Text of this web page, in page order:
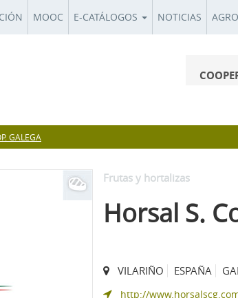
MOOC E-CATÁLOGOS NOTICIAS
GALEGA
Frutas y hortalizas
Horsal S.
VILARIÑO ESPAÑA
http://